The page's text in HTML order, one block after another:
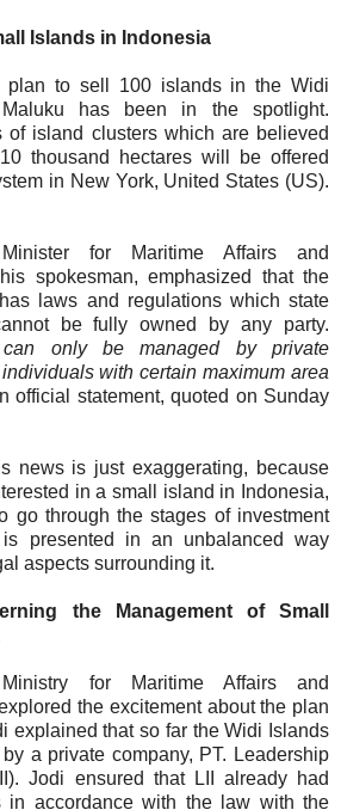
Islands in Indonesia
plan to sell 100 islands in the Widi
has been in the spotlight.
of island clusters which are believed
thousand hectares will be offered
in New York, United States (US).
for Maritime Affairs and
spokesman, emphasized that the
laws and regulations which state
be fully owned by any party.
only be managed by private
with certain maximum area
official statement, quoted on Sunday
news is just exaggerating, because
in a small island in Indonesia,
go through the stages of investment
presented in an unbalanced way
aspects surrounding it.
the Management of Small
for Maritime Affairs and
the excitement about the plan
explained that so far the Widi Islands
a private company, PT. Leadership
Jodi ensured that LII already had
in accordance with the law with the